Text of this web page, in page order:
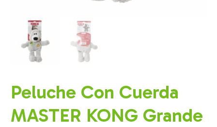
Peluche Con Cuerda
MASTER KONG Grande